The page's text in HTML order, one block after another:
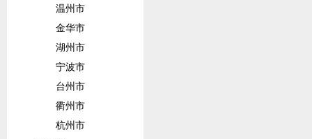
温州市
金华市
湖州市
宁波市
台州市
衢州市
杭州市